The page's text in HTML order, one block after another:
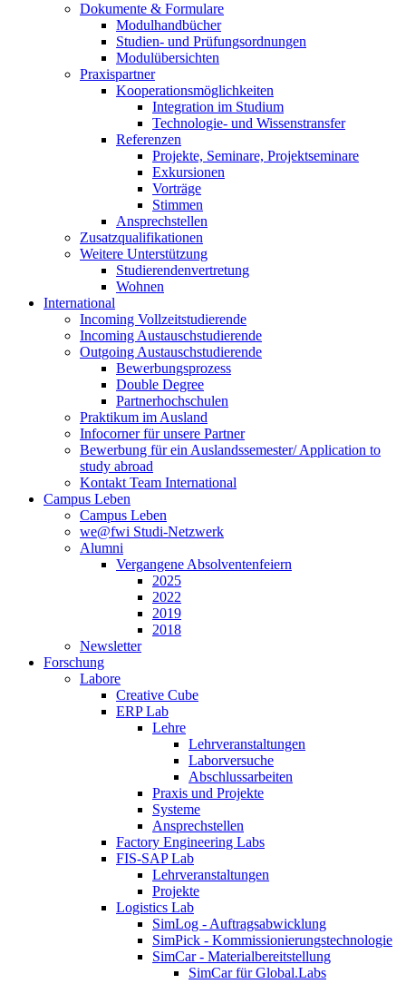
Dokumente & Formulare
Modulhandbücher
Studien- und Prüfungsordnungen
Modulübersichten
Praxispartner
Kooperationsmöglichkeiten
Integration im Studium
Technologie- und Wissenstransfer
Referenzen
Projekte, Seminare, Projektseminare
Exkursionen
Vorträge
Stimmen
Ansprechstellen
Zusatzqualifikationen
Weitere Unterstützung
Studierendenvertretung
Wohnen
International
Incoming Vollzeitstudierende
Incoming Austauschstudierende
Outgoing Austauschstudierende
Bewerbungsprozess
Double Degree
Partnerhochschulen
Praktikum im Ausland
Infocorner für unsere Partner
Bewerbung für ein Auslandssemester/ Application to
study abroad
Kontakt Team International
Campus Leben
Campus Leben
we@fwi Studi-Netzwerk
Alumni
Vergangene Absolventenfeiern
2025
2022
2019
2018
Newsletter
Forschung
Labore
Creative Cube
ERP Lab
Lehre
Lehrveranstaltungen
Laborversuche
Abschlussarbeiten
Praxis und Projekte
Systeme
Ansprechstellen
Factory Engineering Labs
FIS-SAP Lab
Lehrveranstaltungen
Projekte
Logistics Lab
SimLog - Auftragsabwicklung
SimPick - Kommissionierungstechnologie
SimCar - Materialbereitstellung
SimCar für Global.Labs